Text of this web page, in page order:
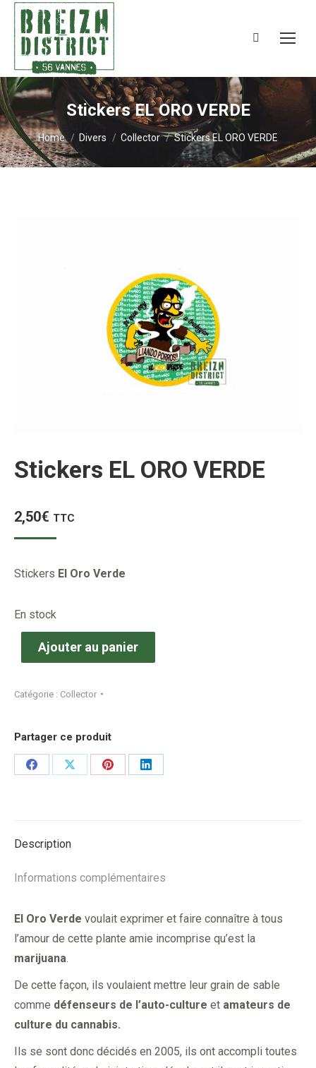
Search:
Stickers EL ORO VERDE
You are here:
Home Divers Collector Stickers EL ORO VERDE
Stickers EL ORO VERDE
2,50€ TTC
Stickers El Oro Verde
En stock
Ajouter au panier
Catégorie : Collector
Partager ce produit
Share
Share
Share
Share
Description
Informations complémentaires
El Oro Verde voulait exprimer et faire connaître à tous
l’amour de cette plante amie incomprise qu’est la
marijuana.
De cette façon, ils voulaient mettre leur grain de sable
comme défenseurs de l’auto-culture et amateurs de
culture du cannabis.
Ils se sont donc décidés en 2005, ils ont accompli toutes